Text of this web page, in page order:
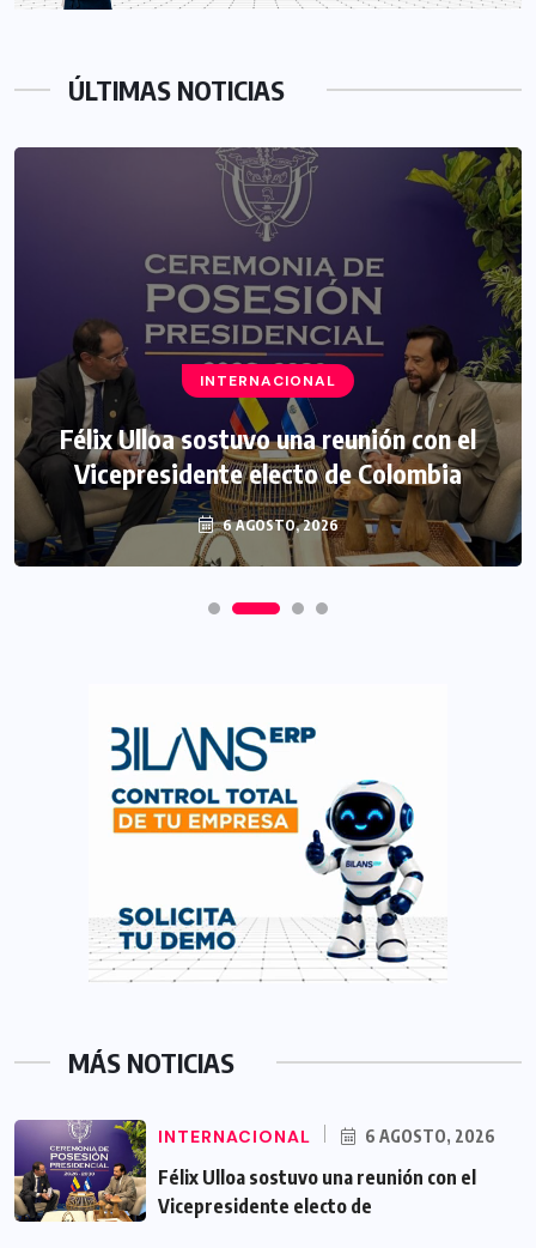
ÚLTIMAS NOTICIAS
INTERNACIONAL
Félix Ulloa sostuvo una reunión con el
Vicepresidente electo de Colombia
6 AGOSTO, 2026
MÁS NOTICIAS
INTERNACIONAL 6 AGOSTO, 2026
Félix Ulloa sostuvo una reunión con el
Vicepresidente electo de